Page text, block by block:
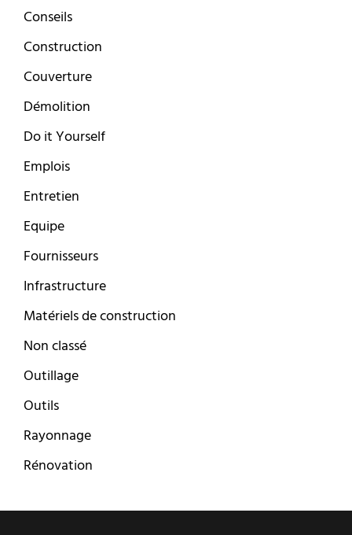
Conseils
Construction
Couverture
Démolition
Do it Yourself
Emplois
Entretien
Equipe
Fournisseurs
Infrastructure
Matériels de construction
Non classé
Outillage
Outils
Rayonnage
Rénovation